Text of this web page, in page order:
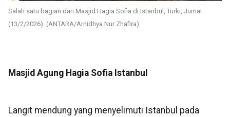
Salah satu bagian dari Masjid Hagia Sofia di Istanbul, Turki, Jumat
(13/2/2026). (ANTARA/Arnidhya Nur Zhafira)
Masjid Agung Hagia Sofia Istanbul
Langit mendung yang menyelimuti Istanbul pada